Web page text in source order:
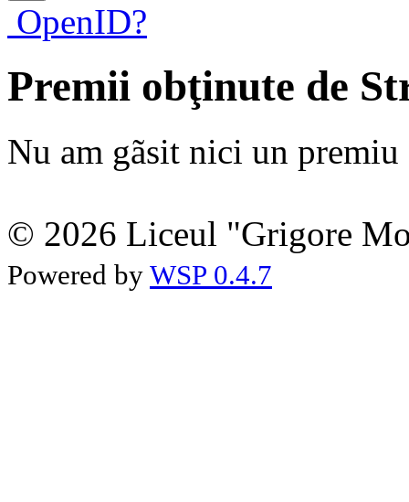
OpenID?
Premii obţinute de
Nu am gãsit nici un premiu
© 2026 Liceul "Grigore
Powered by WSP 0.4.7